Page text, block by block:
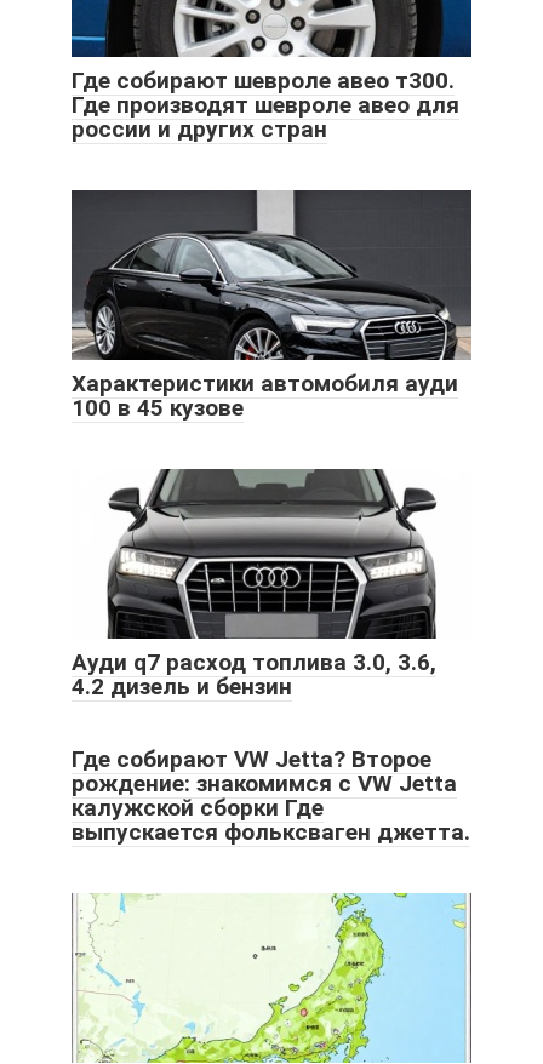
Где собирают шевроле авео т300.
Где производят шевроле авео для
россии и других стран
Характеристики автомобиля ауди
100 в 45 кузове
Ауди q7 расход топлива 3.0, 3.6,
4.2 дизель и бензин
Где собирают VW Jetta? Второе
рождение: знакомимся с VW Jetta
калужской сборки Где
выпускается фольксваген джетта.